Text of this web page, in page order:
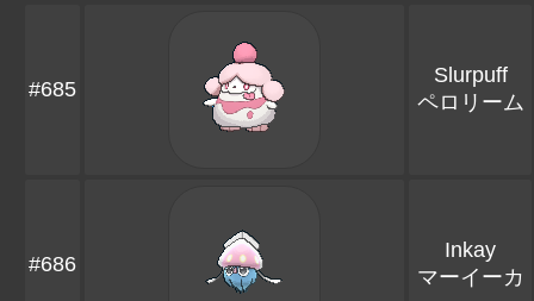
#685
Slurpuff
ペロリーム
#686
Inkay
マーイーカ